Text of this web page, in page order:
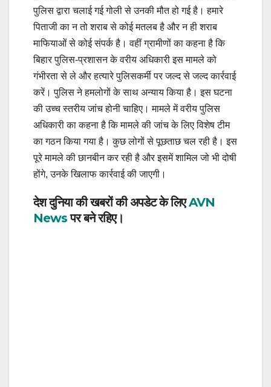
पुलिस द्वारा चलाई गई गोली से उनकी मौत हो गई है। हमारे
पिताजी का न तो शराब से कोई मतलब है और न ही शराब
माफियाओं से कोई संपर्क है। वहीं ग्रामीणों का कहना है कि
बिहार पुलिस-प्रशासन के वरीय अधिकारी इस मामले को
गंभीरता से ले और हत्यारे पुलिसकर्मी पर जल्द से जल्द कार्रवाई
करें। पुलिस ने हमलोगों के साथ अन्याय किया है। इस घटना
की उच्च स्तरीय जांच होनी चाहिए। मामले में वरीय पुलिस
अधिकारी का कहना है कि मामले की जांच के लिए विशेष टीम
का गठन किया गया है। कुछ लोगों से पूछताछ चल रही है। इस
पूरे मामले की छानबीन कर रही है और इसमें शामिल जो भी दोषी
होंगे, उनके खिलाफ कार्रवाई की जाएगी।
देश दुनिया की खबरों की अपडेट के लिएAVN
Newsपर बने रहिए।